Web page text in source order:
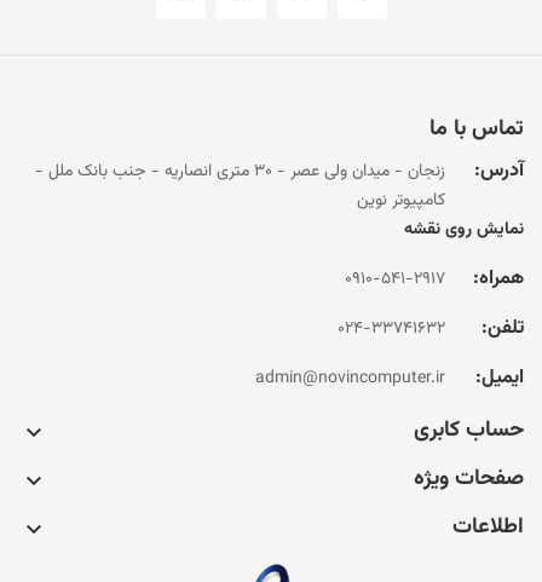
تماس با ما
آدرس:
زنجان - میدان ولی عصر - 30 متری انصاریه - جنب بانک ملل -
کامپیوتر نوین
نمایش روی نقشه
همراه: 0910-541-2917
تلفن: 024-33741632
ایمیل: admin@novincomputer.ir
حساب کابری 
صفحات ویژه 
اطلاعات 